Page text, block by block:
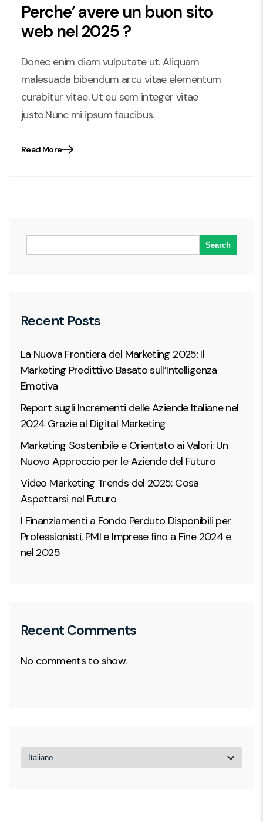
Search
Recent Posts
La Nuova Frontiera del Marketing 2025: Il
Marketing Predittivo Basato sull’Intelligenza
Emotiva
Report sugli Incrementi delle Aziende Italiane nel
2024 Grazie al Digital Marketing
Marketing Sostenibile e Orientato ai Valori: Un
Nuovo Approccio per le Aziende del Futuro
Video Marketing Trends del 2025: Cosa
Aspettarsi nel Futuro
I Finanziamenti a Fondo Perduto Disponibili per
Professionisti, PMI e Imprese fino a Fine 2024 e
nel 2025
Recent Comments
No comments to show.
Choose
a
Perche’ avere un buon sito
web nel 2025 ?
Donec enim diam vulputate ut. Aliquam
malesuada bibendum arcu vitae elementum
curabitur vitae. Ut eu sem integer vitae
justo.Nunc mi ipsum faucibus.
Blog
Read More